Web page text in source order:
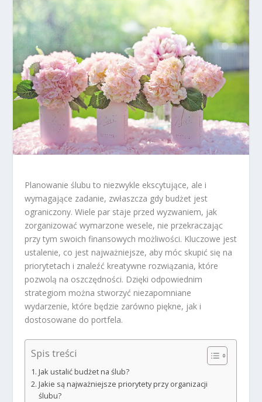
Planowanie ślubu to niezwykle ekscytujące, ale i
wymagające zadanie, zwłaszcza gdy budżet jest
ograniczony. Wiele par staje przed wyzwaniem, jak
zorganizować wymarzone wesele, nie przekraczając
przy tym swoich finansowych możliwości. Kluczowe jest
ustalenie, co jest najważniejsze, aby móc skupić się na
priorytetach i znaleźć kreatywne rozwiązania, które
pozwolą na oszczędności. Dzięki odpowiednim
strategiom można stworzyć niezapomniane
wydarzenie, które będzie zarówno piękne, jak i
dostosowane do portfela.
Spis treści
Jak ustalić budżet na ślub?
Jakie są najważniejsze priorytety przy organizacji
ślubu?